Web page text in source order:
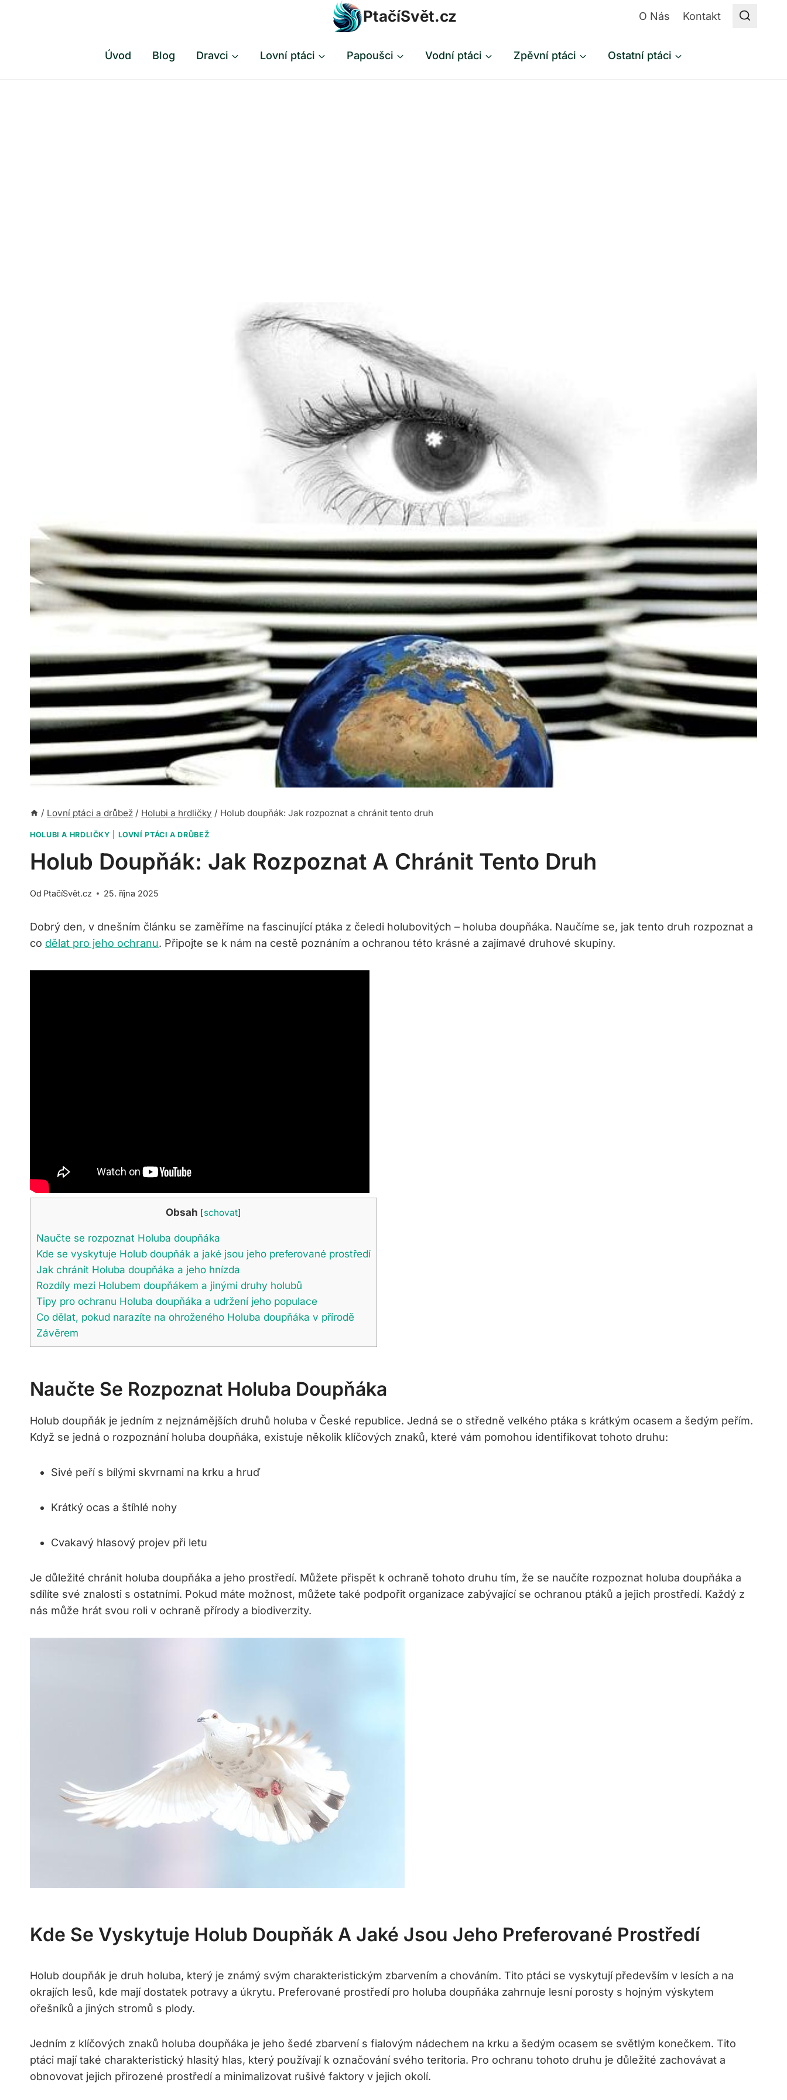
PtačíSvět.cz O Nás Kontakt
Úvod Blog Dravci Lovní ptáci Papoušci Vodní ptáci Zpěvní ptáci Ostatní ptáci
/ Lovní ptáci a drůbež / Holubi a hrdličky / Holub doupňák: Jak rozpoznat a chránit tento druh
HOLUBI A HRDLIČKY LOVNÍ PTÁCI A DRŮBEŽ
Holub Doupňák: Jak Rozpoznat A Chránit Tento Druh
Od PtačíSvět.cz 25. října 2025
Dobrý den, v dnešním článku se zaměříme na fascinující ptáka z čeledi holubovitých – holuba doupňáka. Naučíme se, jak tento druh rozpoznat a
co dělat pro jeho ochranu. Připojte se k nám na cestě poznáním a ochranou této krásné a zajímavé druhové skupiny.
Obsah [schovat]
Naučte se rozpoznat Holuba doupňáka
Kde se vyskytuje Holub doupňák a jaké jsou jeho preferované prostředí
Jak chránit Holuba doupňáka a jeho hnízda
Rozdíly mezi Holubem doupňákem a jinými druhy holubů
Tipy pro ochranu Holuba doupňáka a udržení jeho populace
Co dělat, pokud narazíte na ohroženého Holuba doupňáka v přírodě
Závěrem
Naučte Se Rozpoznat Holuba Doupňáka
Holub doupňák je jedním z nejznámějších druhů holuba v České republice. Jedná se o středně velkého ptáka s krátkým ocasem a šedým peřím.
Když se jedná o rozpoznání holuba doupňáka, existuje několik klíčových znaků, které vám pomohou identifikovat tohoto druhu:
Sivé peří s bílými skvrnami na krku a hruď
Krátký ocas a štíhlé nohy
Cvakavý hlasový projev při letu
Je důležité chránit holuba doupňáka a jeho prostředí. Můžete přispět k ochraně tohoto druhu tím, že se naučíte rozpoznat holuba doupňáka a
sdílíte své znalosti s ostatními. Pokud máte možnost, můžete také podpořit organizace zabývající se ochranou ptáků a jejich prostředí. Každý z
nás může hrát svou roli v ochraně přírody a biodiverzity.
Kde Se Vyskytuje Holub Doupňák A Jaké Jsou Jeho Preferované Prostředí
Holub doupňák je druh holuba, který je známý svým charakteristickým zbarvením a chováním. Tito ptáci se vyskytují především v lesích a na
okrajích lesů, kde mají dostatek potravy a úkrytu. Preferované prostředí pro holuba doupňáka zahrnuje lesní porosty s hojným výskytem
ořešníků a jiných stromů s plody.
Jedním z klíčových znaků holuba doupňáka je jeho šedé zbarvení s fialovým nádechem na krku a šedým ocasem se světlým konečkem. Tito
ptáci mají také charakteristický hlasitý hlas, který používají k označování svého teritoria. Pro ochranu tohoto druhu je důležité zachovávat a
obnovovat jejich přirozené prostředí a minimalizovat rušivé faktory v jejich okolí.